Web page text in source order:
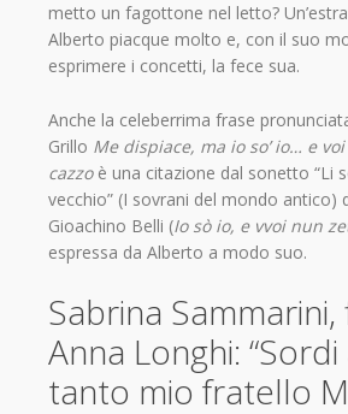
metto un fagottone nel letto?
Alberto piacque molto e, con il suo
esprimere i concetti, la fece sua.
Anche la celeberrima frase
Grillo Me dispiace, ma io so’ io… e
cazzoè una citazione dal sonetto “Li
vecchio” (I sovrani del mondo antico)
Gioachino Belli (Io sò io, e vvoi nun
espressa da Alberto a modo suo.
Sabrina Sammarini,
Anna Longhi:
tanto mio fratello